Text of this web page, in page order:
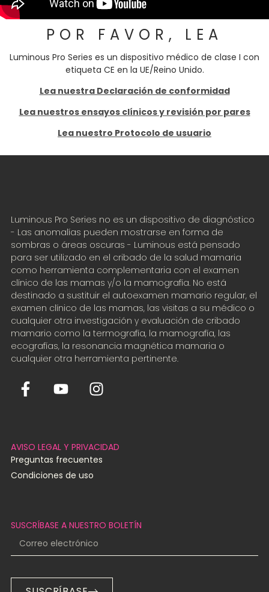
POR FAVOR, LEA
Luminous Pro Series es un dispositivo médico de clase I con
etiqueta CE en la UE/Reino Unido.
Lea nuestra Declaración de conformidad
Lea nuestros ensayos clínicos y revisión por pares
Lea nuestro Protocolo de usuario
Luminous Pro Series no es un dispositivo de diagnóstico
- Las anomalías pueden mostrarse en forma de
sombras o áreas oscuras - Luminous está pensado
para ser utilizado en el cribado de la salud mamaria
como herramienta complementaria con el examen
clínico de las mamas y/o la mamografía. No está
destinado a sustituir el autoexamen mamario regular, el
examen clínico de las mamas, las visitas a su médico o
cualquier otra investigación y evaluación de cribado
mamario como la termografía, la mamografía, las
ecografías, la resonancia magnética mamaria o
cualquier otra herramienta pertinente.
AVISO LEGAL Y PRIVACIDAD
Preguntas frecuentes
Condiciones de uso
SUSCRÍBASE A NUESTRO BOLETÍN